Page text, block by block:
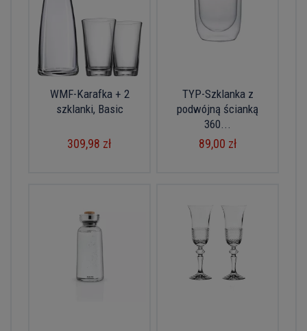
WMF-Karafka + 2
szklanki, Basic
309,98 zł
TYP-Szklanka z
podwójną ścianką
360...
89,00 zł